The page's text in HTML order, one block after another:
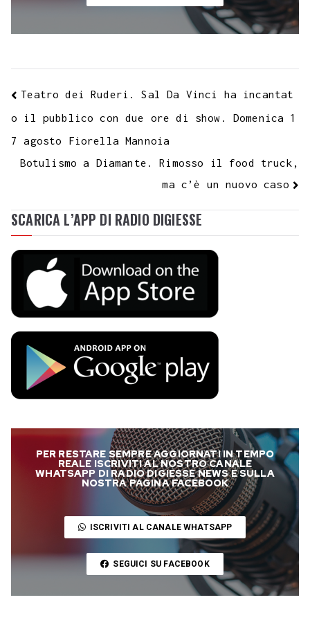
Teatro dei Ruderi. Sal Da Vinci ha incantat
o il pubblico con due ore di show. Domenica 1
7 agosto Fiorella Mannoia
Botulismo a Diamante. Rimosso il food truck,
ma c’è un nuovo caso
SCARICA L’APP DI RADIO DIGIESSE
PER RESTARE SEMPRE AGGIORNATI IN TEMPO
REALE ISCRIVITI AL NOSTRO CANALE
WHATSAPP DI RADIO DIGIESSE NEWS E SULLA
NOSTRA PAGINA FACEBOOK
ISCRIVITI AL CANALE WHATSAPP
SEGUICI SU FACEBOOK